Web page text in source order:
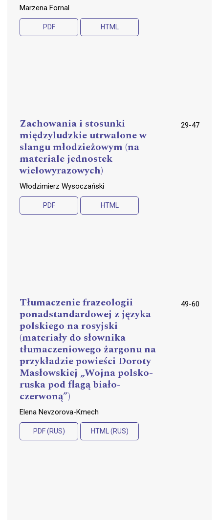
Marzena Fornal
PDF HTML
Zachowania i stosunki
międzyludzkie utrwalone w
slangu młodzieżowym (na
materiale jednostek
wielowyrazowych)
29-47
Włodzimierz Wysoczański
PDF HTML
Tłumaczenie frazeologii
ponadstandardowej z języka
polskiego na rosyjski
(materiały do słownika
tłumaczeniowego żargonu na
przykładzie powieści Doroty
Masłowskiej „Wojna polsko-
ruska pod flagą biało-
czerwoną”)
49-60
Elena Nevzorova-Kmech
PDF (RUS) HTML (RUS)